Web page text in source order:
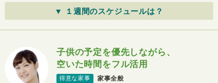
▼ １週間のスケジュールは？
子供の予定を優先しながら、
空いた時間をフル活用
得意な家事 家事全般